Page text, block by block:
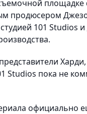
площадке
продюсером
101 Studios
Харди,
Studios пока не
официально